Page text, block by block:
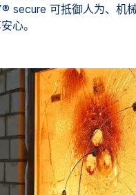
secure 可抵御人为、机
心。